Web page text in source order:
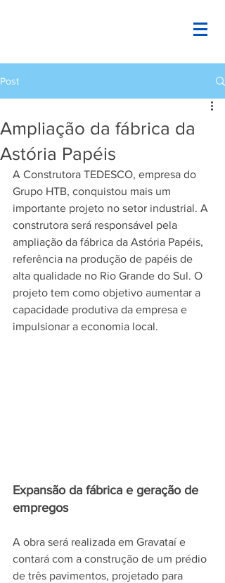
Post
Ampliação da fábrica da
Astória Papéis
A Construtora TEDESCO, empresa do
Grupo HTB, conquistou mais um
importante projeto no setor industrial. A
construtora será responsável pela
ampliação da fábrica da Astória Papéis,
referência na produção de papéis de
alta qualidade no Rio Grande do Sul. O
projeto tem como objetivo aumentar a
capacidade produtiva da empresa e
impulsionar a economia local.
Expansão da fábrica e geração de
empregos
A obra será realizada em Gravataí e
contará com a construção de um prédio
de três pavimentos, projetado para